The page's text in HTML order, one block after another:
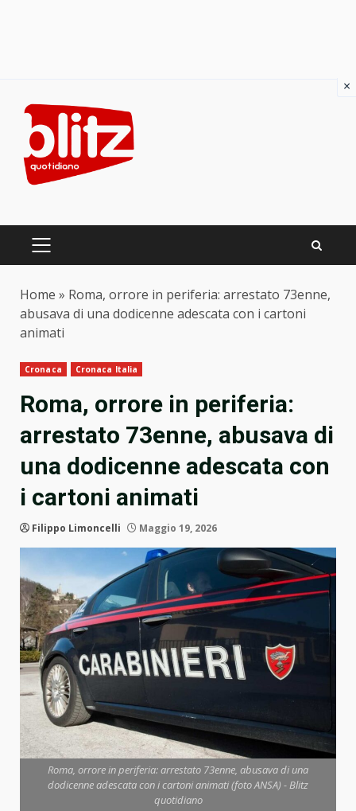
content
PRIMARY
Home » Roma, orrore in periferia: arrestato 73enne,
abusava di una dodicenne adescata con i cartoni
animati
Cronaca Cronaca Italia
Roma, orrore in periferia:
arrestato 73enne, abusava di
una dodicenne adescata con
i cartoni animati
Filippo Limoncelli Maggio 19, 2026
Roma, orrore in periferia: arrestato 73enne, abusava di una
dodicenne adescata con i cartoni animati (foto ANSA) - Blitz
quotidiano
×